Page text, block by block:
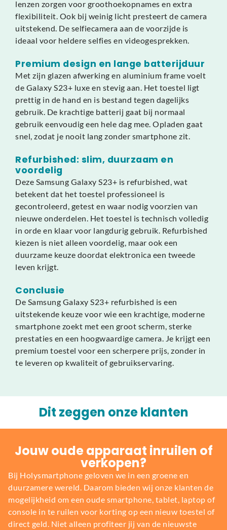
lenzen zorgen voor groothoekopnames en extra
flexibiliteit. Ook bij weinig licht presteert de camera
uitstekend. De selfiecamera aan de voorzijde is
ideaal voor heldere selfies en videogesprekken.
Premium design en lange batterijduur
Met zijn glazen afwerking en aluminium frame voelt
de Galaxy S23+ luxe en stevig aan. Het toestel ligt
prettig in de hand en is bestand tegen dagelijks
gebruik. De krachtige batterij gaat bij normaal
gebruik eenvoudig een hele dag mee. Opladen gaat
snel, zodat je nooit lang zonder smartphone zit.
Refurbished: slim, duurzaam en
voordelig
Deze Samsung Galaxy S23+ is refurbished, wat
betekent dat het toestel professioneel is
gecontroleerd, getest en waar nodig voorzien van
nieuwe onderdelen. Het toestel is technisch volledig
in orde en klaar voor langdurig gebruik. Refurbished
kiezen is niet alleen voordelig, maar ook een
duurzame keuze doordat elektronica een tweede
leven krijgt.
Conclusie
De Samsung Galaxy S23+ refurbished is een
uitstekende keuze voor wie een krachtige, moderne
smartphone zoekt met een groot scherm, sterke
prestaties en een hoogwaardige camera. Je krijgt een
premium toestel voor een scherpere prijs, zonder in
te leveren op kwaliteit of gebruikservaring.
Dit zeggen onze klanten
Jouw oude apparaat inruilen of
verkopen?
Bij Holysmartphone geloven we in een groene en
duurzamere wereld. Daarom bieden wij onze klanten de
mogelijkheid om een oude smartphone, tablet, laptop of
console in te ruilen voor korting op een nieuw toestel of
direct geld. Niet alleen profiteer jij van de nieuwste